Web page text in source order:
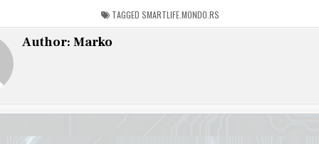
TAGGEDSMARTLIFE.MONDO.RS
Author: Marko